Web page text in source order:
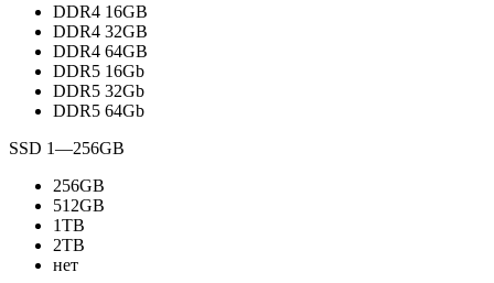
DDR4 16GB
DDR4 32GB
DDR4 64GB
DDR5 16Gb
DDR5 32Gb
DDR5 64Gb
SSD 1—256GB
256GB
512GB
1TB
2TB
нет